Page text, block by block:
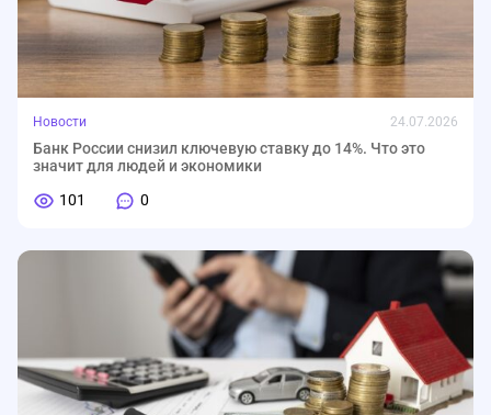
Новости 24.07.2026
Банк России снизил ключевую ставку до 14%. Что это
значит для людей и экономики
101
0